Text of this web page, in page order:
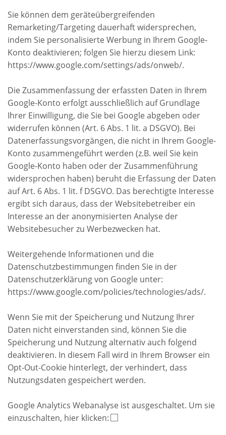
Sie können dem geräteübergreifenden
Remarketing/Targeting dauerhaft widersprechen,
indem Sie personalisierte Werbung in Ihrem Google-
Konto deaktivieren; folgen Sie hierzu diesem Link:
https://www.google.com/settings/ads/onweb/.
Die Zusammenfassung der erfassten Daten in Ihrem
Google-Konto erfolgt ausschließlich auf Grundlage
Ihrer Einwilligung, die Sie bei Google abgeben oder
widerrufen können (Art. 6 Abs. 1 lit. a DSGVO). Bei
Datenerfassungsvorgängen, die nicht in Ihrem Google-
Konto zusammengeführt werden (z.B. weil Sie kein
Google-Konto haben oder der Zusammenführung
widersprochen haben) beruht die Erfassung der Daten
auf Art. 6 Abs. 1 lit. f DSGVO. Das berechtigte Interesse
ergibt sich daraus, dass der Websitebetreiber ein
Interesse an der anonymisierten Analyse der
Websitebesucher zu Werbezwecken hat.
Weitergehende Informationen und die
Datenschutzbestimmungen finden Sie in der
Datenschutzerklärung von Google unter:
https://www.google.com/policies/technologies/ads/.
Wenn Sie mit der Speicherung und Nutzung Ihrer
Daten nicht einverstanden sind, können Sie die
Speicherung und Nutzung alternativ auch folgend
deaktivieren. In diesem Fall wird in Ihrem Browser ein
Opt-Out-Cookie hinterlegt, der verhindert, dass
Nutzungsdaten gespeichert werden.
Google Analytics Webanalyse ist ausgeschaltet. Um sie
einzuschalten, hier klicken: